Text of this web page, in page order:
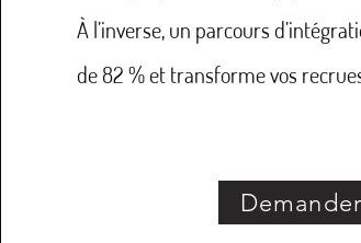
À l’inverse, un parcours
de 82 % et transforme vos